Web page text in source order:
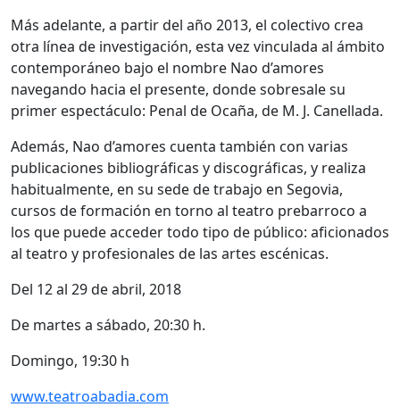
Más adelante, a partir del año 2013, el colectivo crea
otra línea de investigación, esta vez vinculada al ámbito
contemporáneo bajo el nombre Nao d’amores
navegando hacia el presente, donde sobresale su
primer espectáculo: Penal de Ocaña, de M. J. Canellada.
Además, Nao d’amores cuenta también con varias
publicaciones bibliográficas y discográficas, y realiza
habitualmente, en su sede de trabajo en Segovia,
cursos de formación en torno al teatro prebarroco a
los que puede acceder todo tipo de público: aficionados
al teatro y profesionales de las artes escénicas.
Del 12 al 29 de abril, 2018
De martes a sábado, 20:30 h.
Domingo, 19:30 h
www.teatroabadia.com